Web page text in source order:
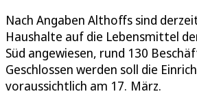
Nach Angaben Althoffs sind
Haushalte auf die Lebensmittel
Süd angewiesen, rund 130
Geschlossen werden soll die
voraussichtlich am 17. März.